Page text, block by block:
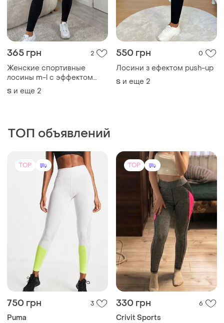
365 грн 2
Женские спортивные
лосины m-l с эффектом
push-up лосины
спортивные эластаны
S и еще 2
550 грн 0
Лосини з ефектом push-up
S и еще 2
ТОП объявлений
TOP
750 грн 3
Puma
TOP
330 грн 6
Crivit Sports